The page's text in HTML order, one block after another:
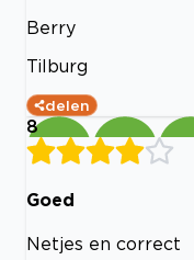
Berry
Tilburg
delen
8
Goed
Netjes en correct